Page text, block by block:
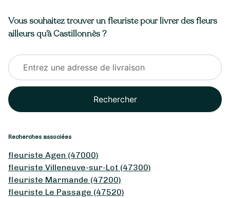
Vous souhaitez trouver un fleuriste pour livrer des fleurs
ailleurs qu’à Castillonnès ?
Rechercher
Recherches associées
fleuriste Agen (47000)
fleuriste Villeneuve-sur-Lot (47300)
fleuriste Marmande (47200)
fleuriste Le Passage (47520)